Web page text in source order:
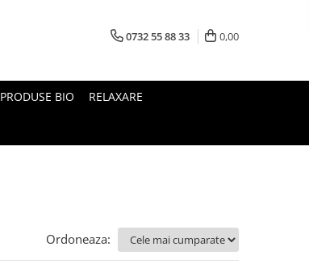
0732 55 88 33 0,00
PRODUSE BIO RELAXARE
Ordoneaza: